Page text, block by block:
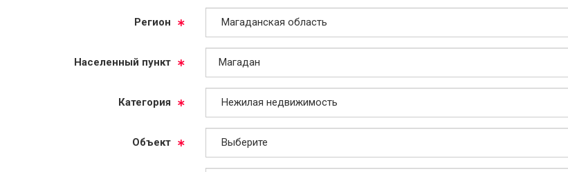
Ре­ги­он
На­се­лен­ный пункт
Ка­те­го­рия
Объ­ект